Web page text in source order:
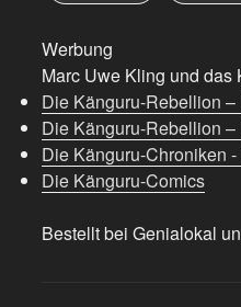
Werbung
Marc Uwe Kling und das
Die Känguru-Rebellion –
Die Känguru-Rebellion –
Die Känguru-Chroniken
Die Känguru-Comics
Bestellt bei Genialokal